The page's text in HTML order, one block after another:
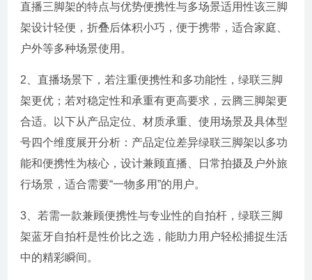
直播三脚架的特点与优势便携性与多场景适用性该三脚
架设计轻便，折叠后体积小巧，便于携带，适合家庭、
户外等多种场景使用。
2、直播场景下，若注重便携性和多功能性，绿联三脚
架更优；若对稳定性和承重有更高要求，云腾三脚架更
合适。以下从产品定位、材质承重、使用场景及具体型
号四个维度展开分析：产品定位差异绿联三脚架以多功
能和便携性为核心，设计兼顾直播、日常拍摄及户外旅
行场景，适合需要“一物多用”的用户。
3、若需一款兼顾便携性与专业性的自拍杆，绿联三脚
架蓝牙自拍杆是性价比之选，能助力用户轻松捕捉生活
中的精彩瞬间。